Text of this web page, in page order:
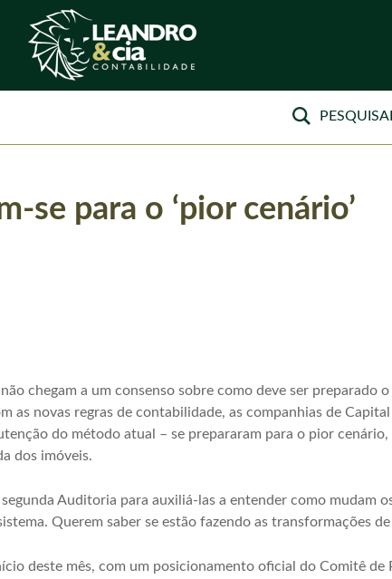
se para o ‘pior cenário’
chegam a um consenso sobre como deve ser preparado o
as novas regras de contabilidade, as companhias de Capital
do método atual – se prepararam para o pior cenário,
dos imóveis.
Auditoria para auxiliá-las a entender como mudam
Querem saber se estão fazendo as transformações
deste mês, com um posicionamento oficial do Comitê de